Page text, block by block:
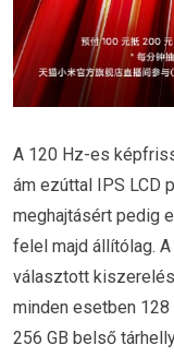
A 120 Hz-es
ám ezúttal IPS LCD
meghajtásért pedig
felel majd állítólag.
választott
minden esetben 128
256 GB belső